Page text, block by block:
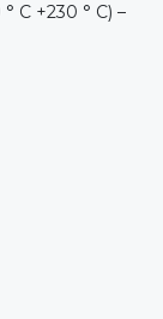
C +230 ° C) –